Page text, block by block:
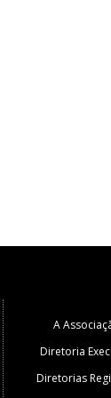
A
Diretoria
Diretorias